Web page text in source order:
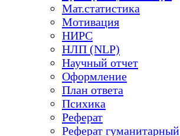
Мат.статистика
Мотивация
НИРС
НЛП (NLP)
Научный отчет
Оформление
План ответа
Психика
Реферат
Реферат гуманитарный